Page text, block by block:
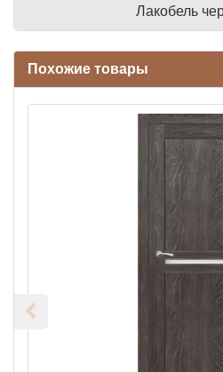
Лакобель
Похожие товары